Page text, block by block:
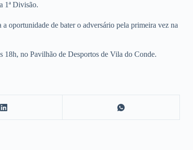
1ª Divisão.
oportunidade de bater o adversário pela primeira vez na
no Pavilhão de Desportos de Vila do Conde.